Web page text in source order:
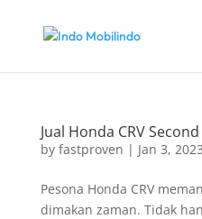
Jual Honda CRV
by fastproven | Jan 3, 2023
Pesona Honda CRV
dimakan zaman. Tidak